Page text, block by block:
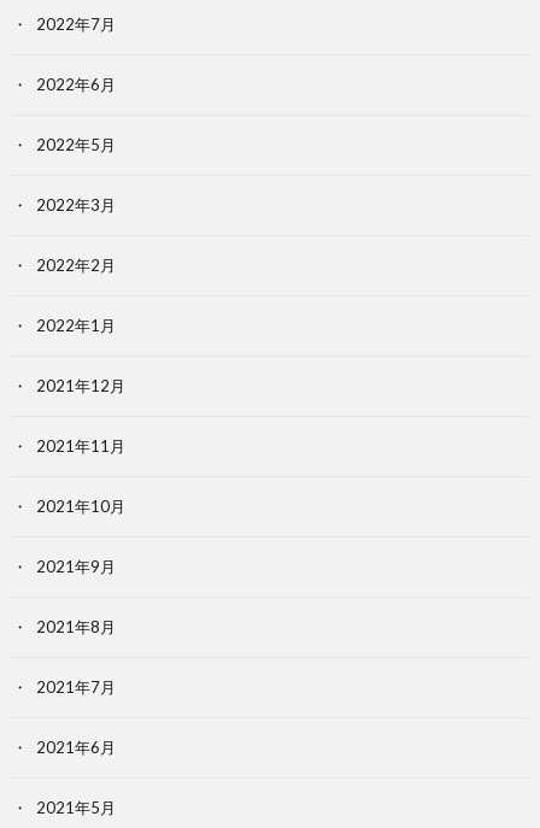
2022年7月
2022年6月
2022年5月
2022年3月
2022年2月
2022年1月
2021年12月
2021年11月
2021年10月
2021年9月
2021年8月
2021年7月
2021年6月
2021年5月